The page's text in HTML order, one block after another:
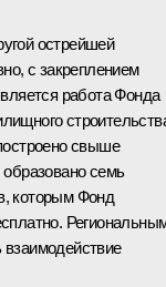
острейшей
с закреплением
работа Фонда
свыше
семь
которым Фонд